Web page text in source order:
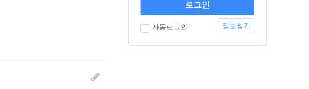
자동로그인 정보찾기